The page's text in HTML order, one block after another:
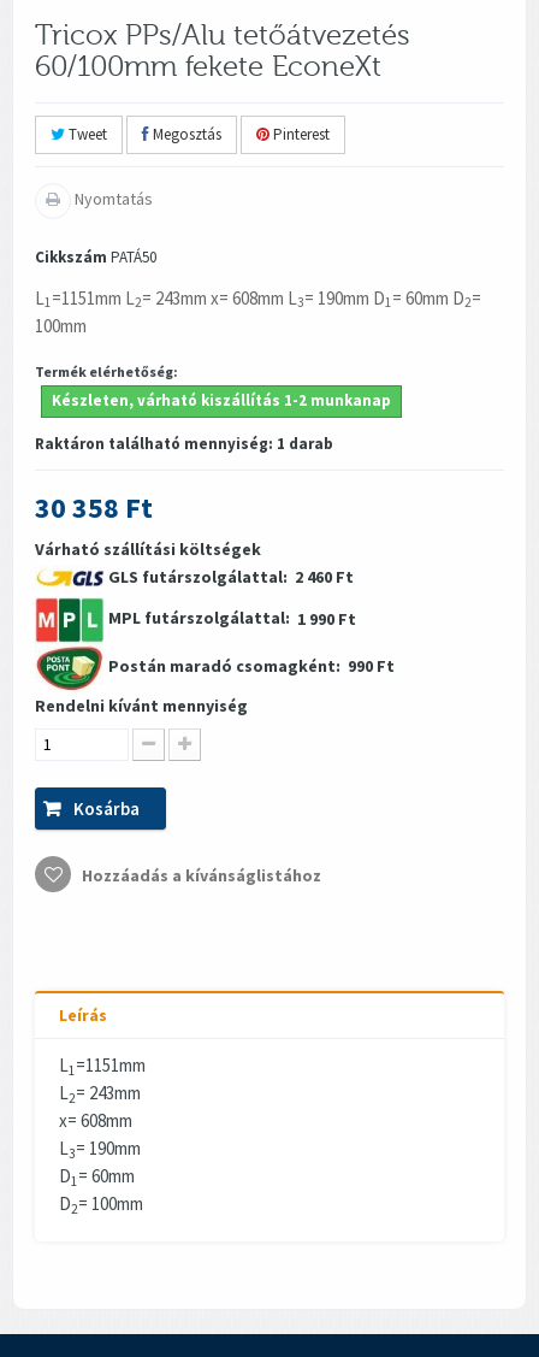
Tricox PPs/Alu tetőátvezetés
60/100mm fekete EconeXt
Tweet Megosztás Pinterest
Nyomtatás
Cikkszám PATÁ50
L 1=1151mm L 2= 243mm x= 608mm L 3= 190mm D1= 60mm D2=
100mm
Termék elérhetőség:
Készleten, várható kiszállítás 1-2 munkanap
Raktáron található mennyiség: 1 darab
30 358 Ft
Várható szállítási költségek
GLS futárszolgálattal: 2 460 Ft
MPL futárszolgálattal: 1 990 Ft
Postán maradó csomagként: 990 Ft
Rendelni kívánt mennyiség
Kosárba
Hozzáadás a kívánságlistához
Leírás
L1 =1151mm
L2= 243mm
x= 608mm
L3= 190mm
D1 = 60mm
D2= 100mm